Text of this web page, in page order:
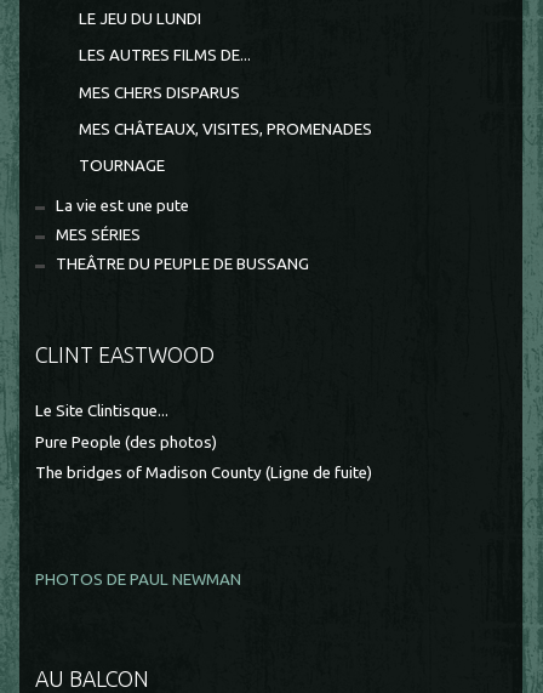
LE JEU DU LUNDI
LES AUTRES FILMS DE...
MES CHERS DISPARUS
MES CHÂTEAUX, VISITES, PROMENADES
TOURNAGE
La vie est une pute
MES SÉRIES
THEÂTRE DU PEUPLE DE BUSSANG
CLINT EASTWOOD
Le Site Clintisque...
Pure People (des photos)
The bridges of Madison County (Ligne de fuite)
PHOTOS DE PAUL NEWMAN
AU BALCON